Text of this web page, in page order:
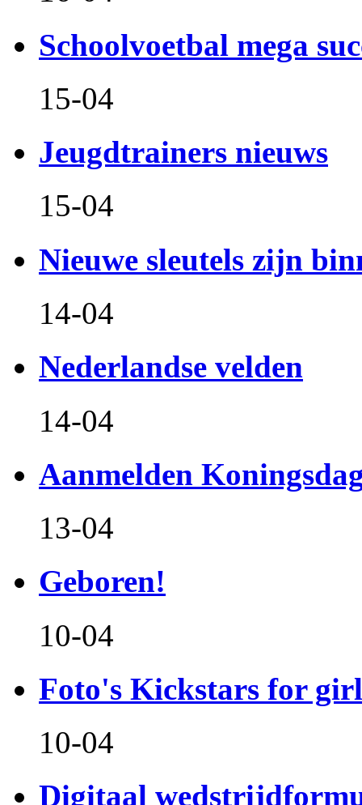
Schoolvoetbal mega
15-04
Jeugdtrainers nieuws
15-04
Nieuwe sleutels zijn
14-04
Nederlandse velden
14-04
Aanmelden
13-04
Geboren!
10-04
Foto's Kickstars for
10-04
Digitaal